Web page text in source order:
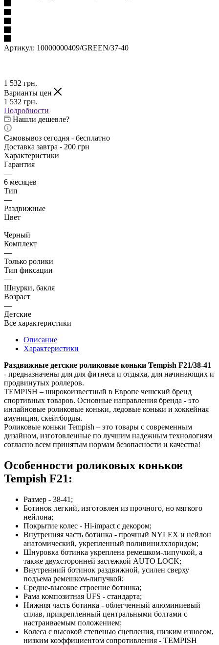
Артикул: 10000000409/GREEN/37-40
1 532 грн.
Варианты цен
1 532 грн.
Подробности
Нашли дешевле?
Самовывоз сегодня - бесплатно
Доставка завтра - 200 грн
Характеристики
Гарантия
—
6 месяцев
Тип
—
Раздвижные
Цвет
—
Черный
Комплект
—
Только ролики
Тип фиксации
—
Шнурки, бакля
Возраст
—
Детские
Все характеристики
Описание
Характеристики
Раздвижные детские роликовые коньки Tempish F21/38-41
- предназначены для для фитнеса и отдыха, для начинающих и
продвинутых роллеров.
TEMPISH – широкоизвестный в Европе чешский бренд
спортивных товаров. Основные направления бренда - это
инлайновые роликовые коньки, ледовые коньки и хоккейная
амуниция, скейтборды.
Роликовые коньки Tempish – это товары с современным
дизайном, изготовленные по лучшим надежным технологиям
согласно всем принятым нормам безопасности и качества!
Особенности роликовых коньков
Tempish F21:
Размер - 38-41;
Ботинок легкий, изготовлен из прочного, но мягкого
нейлона;
Покрытие колес - Hi-impact с декором;
Внутренняя часть ботинка - прочный NYLEX и нейлон
анатомический, укрепленный поливинилхлоридом;
Шнуровка ботинка укреплена ремешком-липучкой, а
также двухсторонней застежкой AUTO LOCK;
Внутренний ботинок раздвижной, усилен сверху
подъема ремешком-липучкой;
Средне-высокое строение ботинка;
Рама композитная UFS - стандарта;
Нижняя часть ботинка - облегченный алюминиевый
сплав, прикрепленный центральными болтами с
настраиваемым положением;
Колеса с высокой степенью сцепления, низким износом,
низким коэффициентом сопротивления - TEMPISH